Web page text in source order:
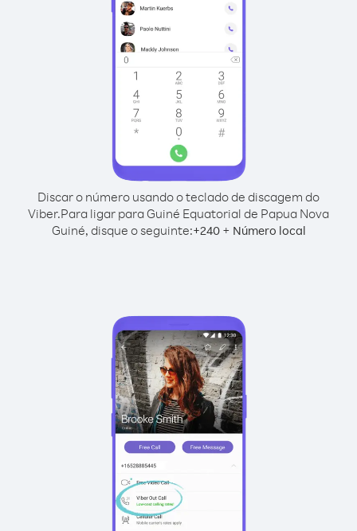
Discar o número usando o teclado de discagem do
Viber.Para ligar para Guiné Equatorial de Papua Nova
Guiné, disque o seguinte:+240+ Número local